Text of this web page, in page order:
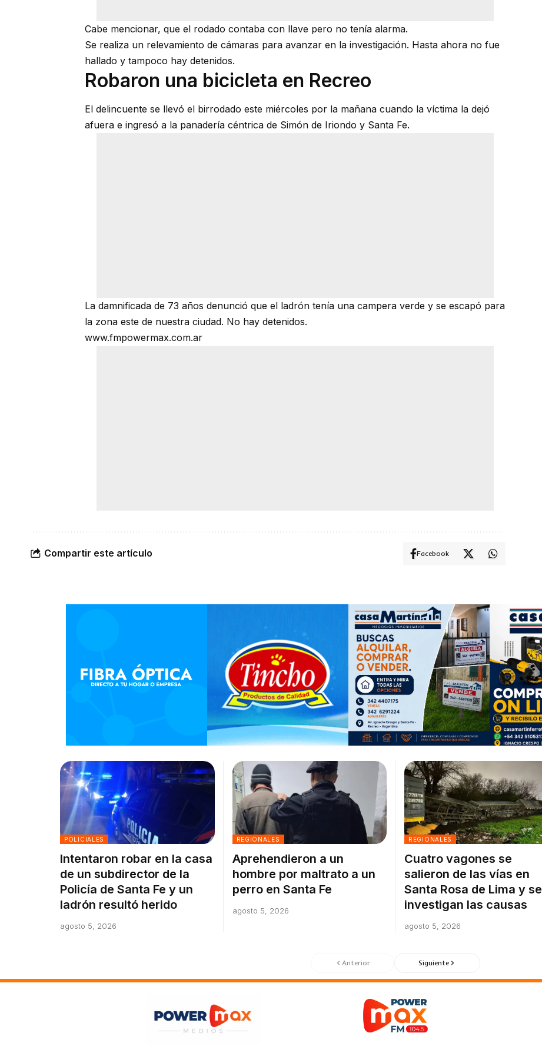
Cabe mencionar, que el rodado contaba con llave pero no tenía alarma.
Se realiza un relevamiento de cámaras para avanzar en la investigación. Hasta ahora no fue
hallado y tampoco hay detenidos.
Robaron una bicicleta en Recreo
El delincuente se llevó el birrodado este miércoles por la mañana cuando la víctima la dejó
afuera e ingresó a la panadería céntrica de Simón de Iriondo y Santa Fe.
La damnificada de 73 años denunció que el ladrón tenía una campera verde y se escapó para
la zona este de nuestra ciudad. No hay detenidos.
www.fmpowermax.com.ar
Compartir este artículo Facebook
POLICIALES
Intentaron robar en la casa
de un subdirector de la
Policía de Santa Fe y un
ladrón resultó herido
agosto 5, 2026
REGIONALES
Aprehendieron a un
hombre por maltrato a un
perro en Santa Fe
agosto 5, 2026
REGIONALES
Cuatro vagones se
salieron de las vías en
Santa Rosa de Lima y se
investigan las causas
agosto 5, 2026
Anterior Siguiente